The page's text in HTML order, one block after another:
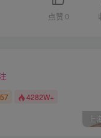
。通往四楼的大门
下一层又是别有洞
，整整一面墙上琳
了水，水里浸泡着
拿皮拍监督着她们
点赞 0
4282W+
上